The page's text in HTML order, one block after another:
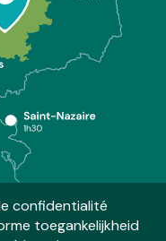
confidentialité
toegankelijkheid